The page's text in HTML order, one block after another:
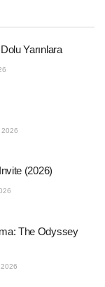
Yarınlara
2026
(2026)
The Odyssey